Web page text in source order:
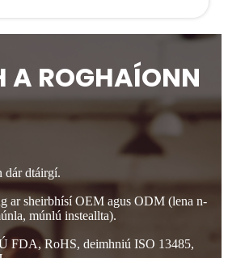
A ROGHAÍONN
dár dtáirgí.
ar sheirbhísí OEM agus ODM (lena n-
múnlú insteallta).
FDA, RoHS, deimhniú ISO 13485,